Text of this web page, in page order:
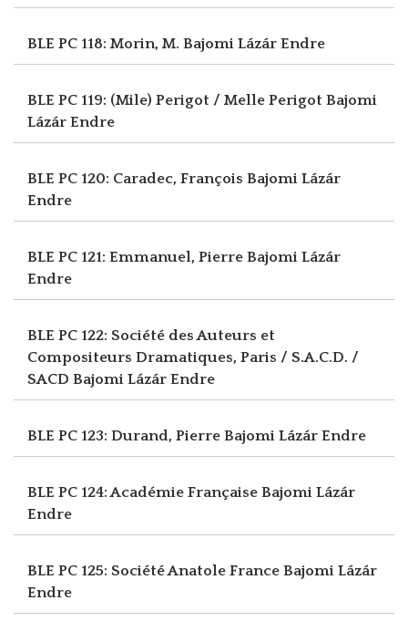
BLE PC 118: Morin, M. Bajomi Lázár Endre
BLE PC 119: (Mile) Perigot / Melle Perigot Bajomi
Lázár Endre
BLE PC 120: Caradec, François Bajomi Lázár
Endre
BLE PC 121: Emmanuel, Pierre Bajomi Lázár
Endre
BLE PC 122: Société des Auteurs et
Compositeurs Dramatiques, Paris / S.A.C.D. /
SACD Bajomi Lázár Endre
BLE PC 123: Durand, Pierre Bajomi Lázár Endre
BLE PC 124: Académie Française Bajomi Lázár
Endre
BLE PC 125: Société Anatole France Bajomi Lázár
Endre